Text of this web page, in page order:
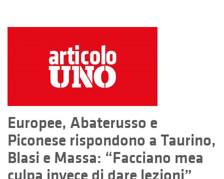
Europee, Abaterusso e
Piconese rispondono a Taurino,
Blasi e Massa: “Facciano mea